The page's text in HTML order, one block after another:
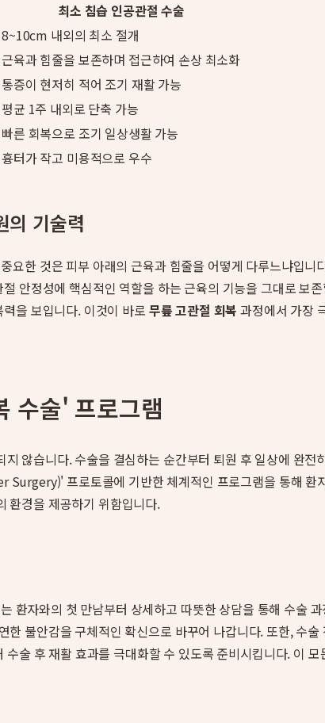
최소 침습 인공관절 수술
8~10cm 내외의 최소 절개
근육과 힘줄을 보존하며 접근하여 손상 최소화
통증이 현저히 적어 조기 재활 가능
평균 1주 내외로 단축 가능
빠른 회복으로 조기 일상생활 가능
흉터가 작고 미용적으로 우수
의 기술력
요한 것은 피부 아래의 근육과 힘줄을 어떻게 다루느냐입니
안정성에 핵심적인 역할을 하는 근육의 기능을 그대로 보
을 보입니다. 이것이 바로 무릎 고관절 회복 과정에서 가장
수술' 프로그램
않습니다. 수술을 결심하는 순간부터 퇴원 후 일상에 완
프로토콜에 기반한 체계적인 프로그램을 통해
환경을 제공하기 위함입니다.
환자와의 첫 만남부터 상세하고 따뜻한 상담을 통해 수술
불안감을 구체적인 확신으로 바꾸어 나갑니다. 또한, 수
술 후 재활 효과를 극대화할 수 있도록 준비시킵니다. 이